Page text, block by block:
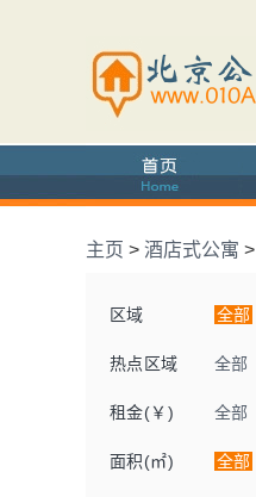
主页 > 酒店式公寓 >
区域 全部
热点区域 全部
租金(￥) 全部
面积(㎡) 全部